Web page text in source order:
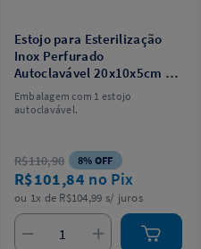
Estojo para Esterilização
Inox Perfurado
Autoclavável 20x10x5cm -
Golgran GG
Embalagem com 1 estojo
autoclavável.
R$110,90 8% OFF
R$101,84 no Pix
ou 1x de R$104,99 s/ juros